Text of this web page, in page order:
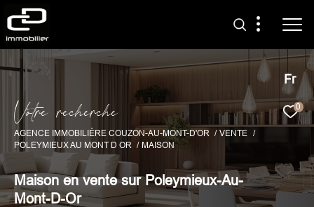
Fr
0
Votre recherche
AGENCE IMMOBILIÈRE COUZON-AU-MONT-D'OR
VENTE
POLEYMIEUX AU MONT D OR
MAISON
Maison en vente sur Poleymieux-Au-
Mont-D-Or